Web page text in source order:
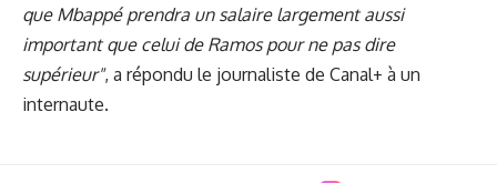
que Mbappé prendra un salaire largement aussi
important que celui de Ramos pour ne pas dire
supérieur", a répondu le journaliste de Canal+ à un
internaute.